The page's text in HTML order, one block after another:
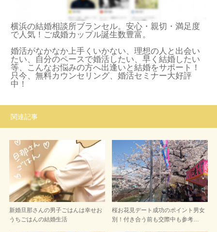
横浜の結婚相談所ブランセル。安心・親切・満足度
で人気！ご成婚カップル誕生数豊富。
婚活がなかなか上手くいかない、理想の人と出会い
たい、自分のペースで婚活したい、早く結婚したい
等、こんなお悩みの方へ出逢いと結婚をサポート！
只今、無料カウンセリング、婚活セミナー大好評
中！
関連記事
新婚旦那さんの男子ごはんは幸せお
うちごはんの結婚生活
桜お花見デート成功のポイント男女
別！付き合う前も交際中も参考…